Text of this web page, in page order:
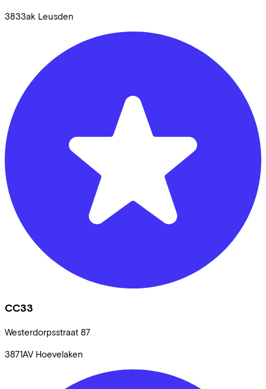
3833ak Leusden
CC33
Westerdorpsstraat 87
3871AV Hoevelaken